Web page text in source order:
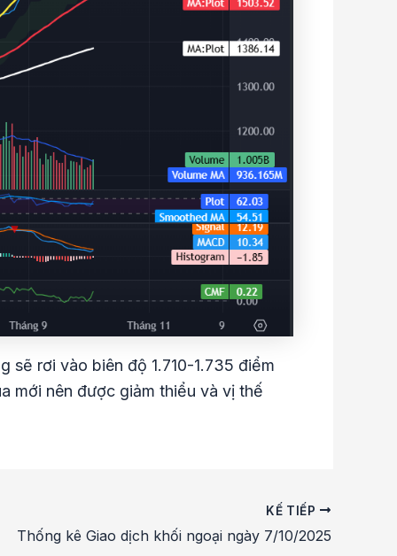
sẽ rơi vào biên độ 1.710-1.735 điểm
mới nên được giảm thiểu và vị thế
KẾ TIẾP
Thống kê Giao dịch khối ngoại ngày 7/10/2025